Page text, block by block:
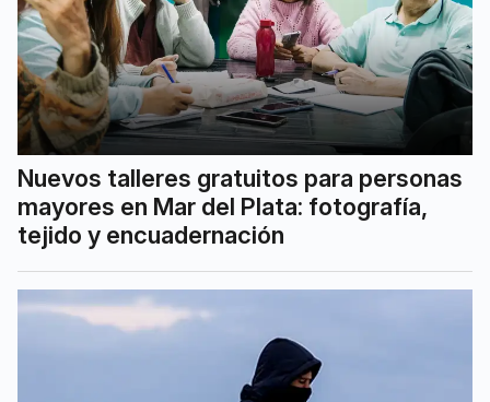
Nuevos talleres gratuitos para personas
mayores en Mar del Plata: fotografía,
tejido y encuadernación